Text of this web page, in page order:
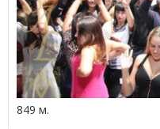
849 м.